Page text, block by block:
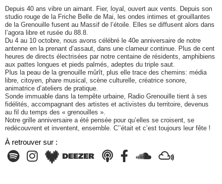
Depuis 40 ans vibre un aimant. Fier, loyal, ouvert aux vents. Depuis son
studio rouge de la Friche Belle de Mai, les ondes intimes et grouillantes
de la Grenouille fusent au Massif de l’étoile. Elles se diffusent alors dans
l’agora libre et rusée du 88.8.
Du 4 au 10 octobre, nous avons célébré le 40e anniversaire de notre
antenne en la prenant d’assaut, dans une clameur continue. Plus de cent
heures de directs électrisées par notre centaine de résidents, amphibiens
aux pattes longues et pieds palmés, adeptes du triple saut.
Plus la peau de la grenouille mûrît, plus elle trace des chemins: média
libre, citoyen, phare musical, scène culturelle, créatrice sonore,
animatrice d’ateliers de pratique.
Sonde immuable dans la tempête urbaine, Radio Grenouille tient à ses
fidélités, accompagnant des artistes et activistes du territoire, devenus
au fil du temps des « grenouilles ».
Notre grille anniversaire a été pensée pour qu’elles se croisent, se
redécouvrent et inventent, ensemble. C’’était et c’est toujours leur fête !
À retrouver sur :